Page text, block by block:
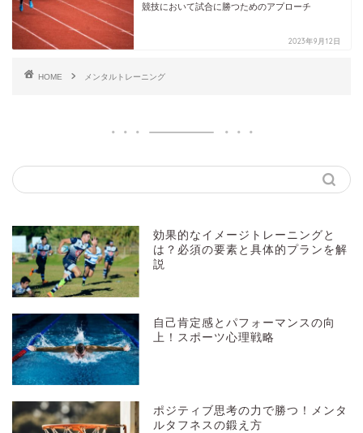
競技において試合に勝つためのアプローチ
2023年9月12日
HOME メンタルトレーニング
効果的なイメージトレーニングと
は？必須の要素と具体的プランを解
説
自己肯定感とパフォーマンスの向
上！スポーツ心理戦略
ポジティブ思考の力で勝つ！メンタ
ルタフネスの鍛え方